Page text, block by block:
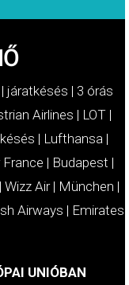
| járatkésés | 3 órás
Airlines | LOT|
| Lufthansa |
France | Budapest |
| Wizz Air| München |
Airways | Emirates
UNIÓBAN